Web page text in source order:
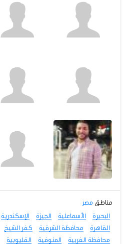
مناطق مصر
البحيرة
الأسماعلية الجيزة الإسكندرية
القاهرة
محافظة الشرقية كفر الشيخ
محافظة الغربية
المنوفية القليوبية